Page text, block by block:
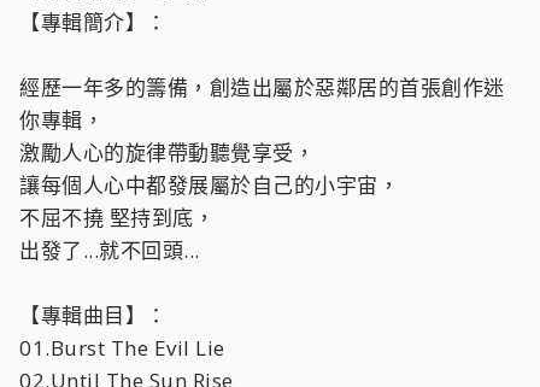
【專輯簡介】：
經歷一年多的籌備，創造出屬於惡鄰居的首張創作迷
你專輯，
激勵人心的旋律帶動聽覺享受，
讓每個人心中都發展屬於自己的小宇宙，
不屈不撓 堅持到底，
出發了...就不回頭...
【專輯曲目】：
01.Burst The Evil Lie
02.Until The Sun Rise